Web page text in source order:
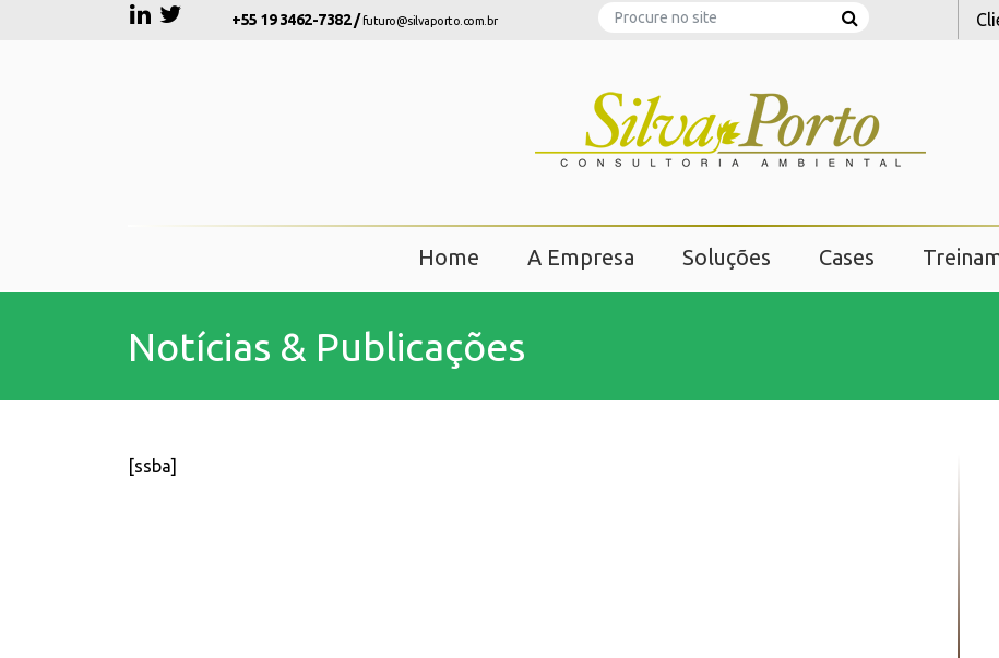
+55 19 3462-7382 /futuro@silvaporto.com.br Search
Home A Empresa Soluções Cases
Notícias & Publicações
[ssba]